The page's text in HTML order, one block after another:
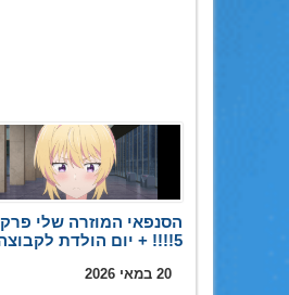
הסנפאי המוזרה שלי פרק
5!!!! + יום הולדת לקבוצה
20 במאי 2026